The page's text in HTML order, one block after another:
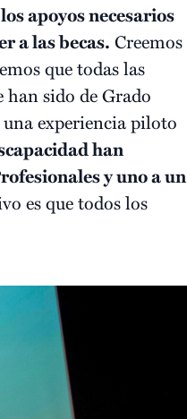
apoyos necesarios
a las becas. Creemos
que todas las
han sido de Grado
experiencia piloto
han
y uno a un
es que todos los